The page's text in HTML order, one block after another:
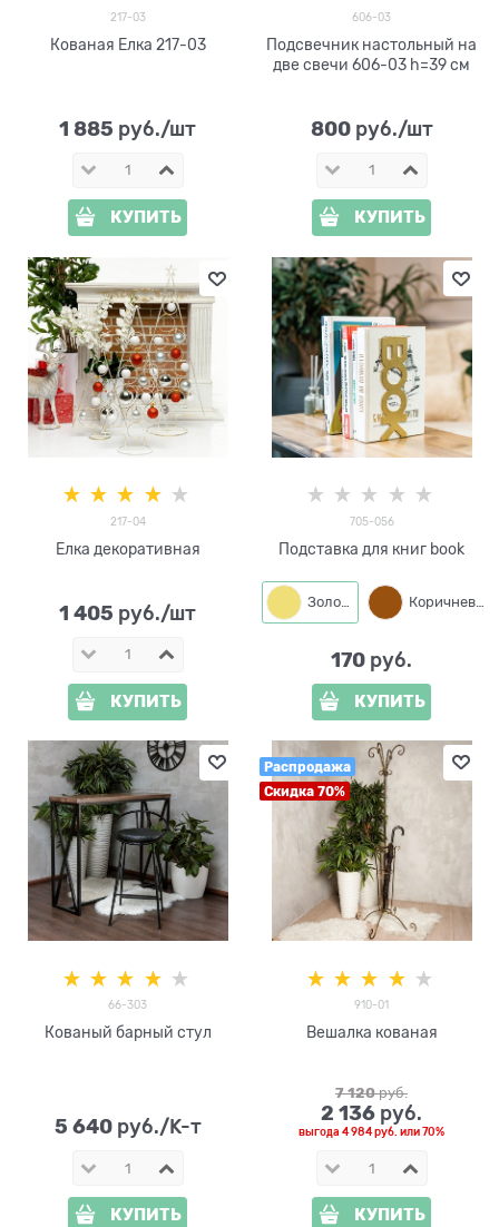
217-03
Кованая Елка 217-03
1 885 руб./шт
КУПИТЬ
606-03
Подсвечник настольный на
две свечи 606-03 h=39 см
800 руб./шт
КУПИТЬ
217-04
Елка декоративная
1 405 руб./шт
КУПИТЬ
705-056
Подставка для книг book
Золото Коричневый
170 руб.
КУПИТЬ
66-303
Кованый барный стул
5 640 руб./К-т
КУПИТЬ
Распродажа
Скидка 70%
910-01
Вешалка кованая
7 120 руб.
2 136 руб.
выгода 4 984 руб. или70%
КУПИТЬ